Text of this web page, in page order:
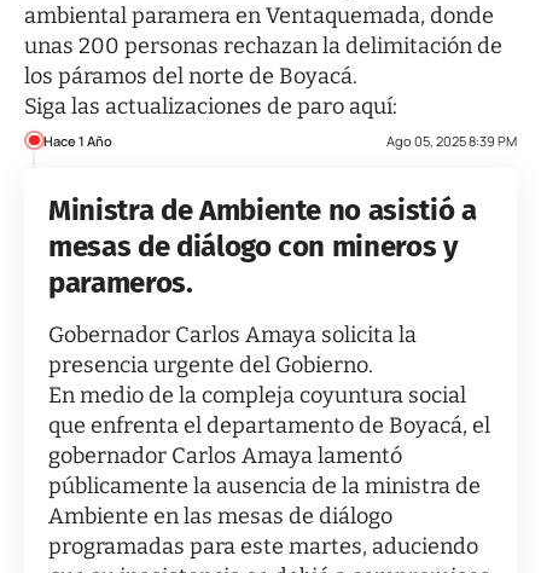
ambiental paramera en Ventaquemada, donde
unas 200 personas rechazan la delimitación de
los páramos del norte de Boyacá.
Siga las actualizaciones de paro aquí:
Hace 1 Año Ago 05, 2025 8:39 PM
Ministra de Ambiente no asistió a
mesas de diálogo con mineros y
parameros.
Gobernador Carlos Amaya solicita la
presencia urgente del Gobierno.
En medio de la compleja coyuntura social
que enfrenta el departamento de Boyacá, el
gobernador Carlos Amaya lamentó
públicamente la ausencia de la ministra de
Ambiente en las mesas de diálogo
programadas para este martes, aduciendo